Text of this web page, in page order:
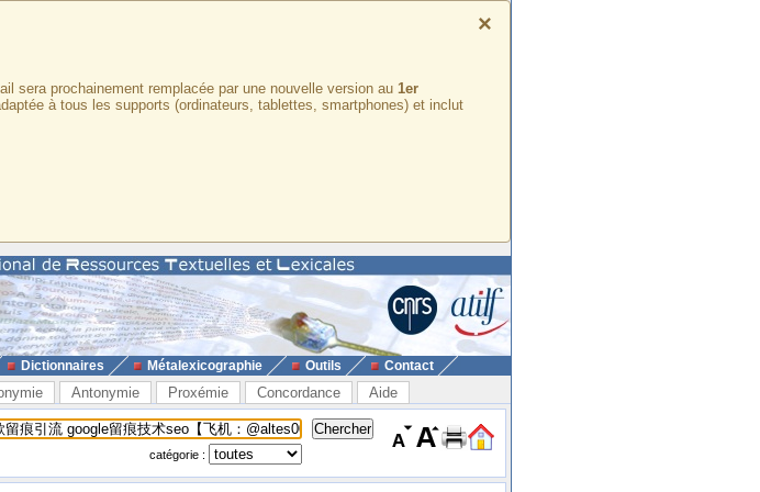
×
sera prochainement remplacée par une nouvelle version au 1er
à tous les supports (ordinateurs, tablettes, smartphones) et inclut
Dictionnaires Métalexicographie Outils Contact
Antonymie Proxémie Concordance Aide
catégorie :